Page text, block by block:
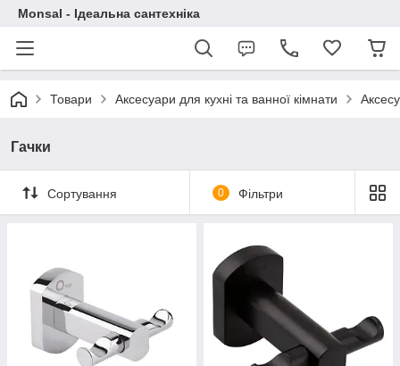
Monsal - Ідеальна сантехніка
Товари Аксесуари для кухні та ванної кімнати
Гачки
Сортування 0 Фільтри